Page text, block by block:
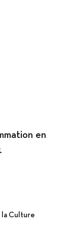
en
la Culture